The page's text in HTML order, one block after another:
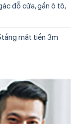
đỗ cửa, gần ô tô,
mặt tiền 3m